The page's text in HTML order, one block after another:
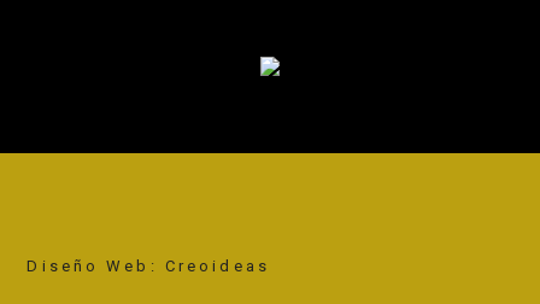
Diseño Web: Creoideas